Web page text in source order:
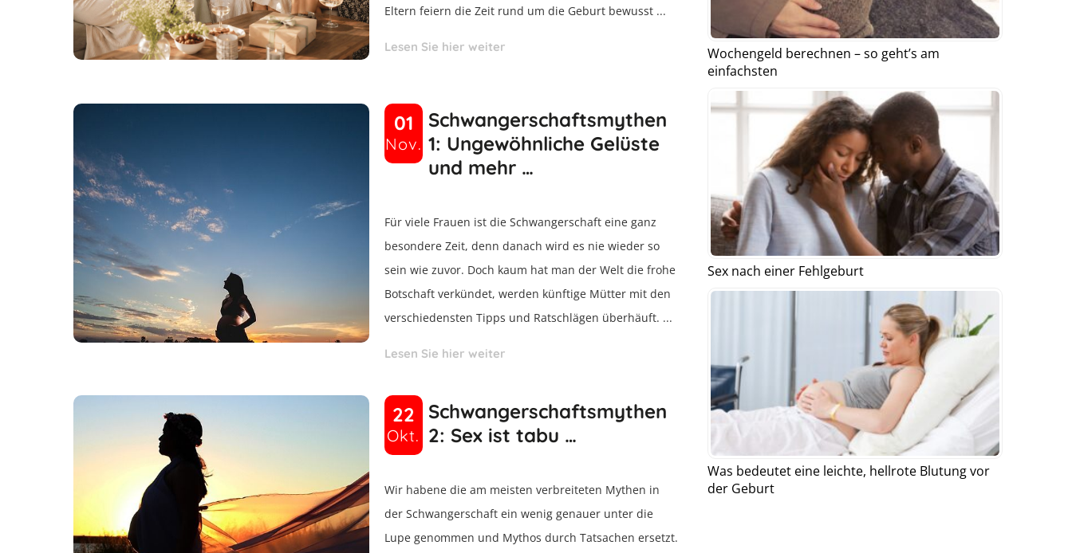
Eltern feiern die Zeit rund um die Geburt bewusst ...
Lesen Sie hier weiter
01
Nov.
Schwangerschaftsmythen
1: Ungewöhnliche Gelüste
und mehr …
Für viele Frauen ist die Schwangerschaft eine ganz
besondere Zeit, denn danach wird es nie wieder so
sein wie zuvor. Doch kaum hat man der Welt die frohe
Botschaft verkündet, werden künftige Mütter mit den
verschiedensten Tipps und Ratschlägen überhäuft. ...
Lesen Sie hier weiter
22
Okt.
Schwangerschaftsmythen
2: Sex ist tabu …
Wir habene die am meisten verbreiteten Mythen in
der Schwangerschaft ein wenig genauer unter die
Lupe genommen und Mythos durch Tatsachen ersetzt.
Wochengeld berechnen – so geht’s am
einfachsten
Sex nach einer Fehlgeburt
Was bedeutet eine leichte, hellrote Blutung vor
der Geburt